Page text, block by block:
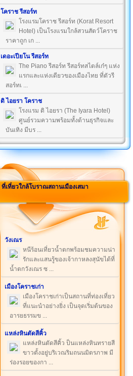
โคราช รีสอร์ท
โรงแรมโคราช รีสอร์ท (Korat Resort
Hotel) เป็นโรงแรมใกล้สวนสัตว์โคราช
ราคาถูก เก ...
เดอะเปียโน รีสอร์ท
The Piano รีสอร์ท รีสอร์ทสไตล์เก๋ๆ แห่ง
แรกและแห่งเดียวของเมืองไทย ที่ตัวรี
สอร์ทเ ...
ดิ ไอยรา โคราช
โรงแรม ดิ ไอยรา (The Iyara Hotel)
ศูนย์รวมความพร้อมทั้งด้านธุรกิจและ
บันเทิง มีบร ...
ที่เที่ยวใกล้โบราณสถานเมืองเสมา
วังเณร
หนีร้อนเที่ยวน้ำตกพร้อมชมความน่า
รักและแสนรู้ของเจ้ากาหลงสุนัขได้ที่
น้ำตกวังเณร ซ ...
เมืองโคราชเก่า
เมืองโคราชเก่าเป็นสถานที่ท่องเที่ยว
ที่แนะนำอย่างยิ่ง เป็นจุดเริ่มต้นของ
อารยธรรมข ...
แหล่งหินตัดสีคิ้ว
แหล่งหินตัดสีคิ้ว ป็นแหล่งหินทรายสี
ขาวตั้งอยู่บริเวณริมถนนมิตรภาพ มี
ร่องรอยของกา ...